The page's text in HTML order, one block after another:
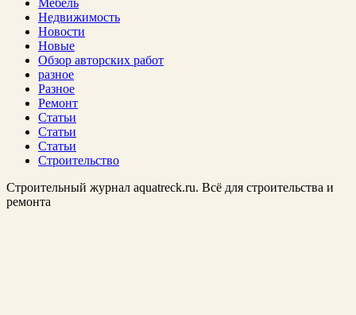
Недвижимость
Новости
Новые
Обзор авторских работ
разное
Разное
Ремонт
Статьи
Статьи
Статьи
Строительство
Строительный журнал aquatreck.ru. Всё для строительства и
ремонта